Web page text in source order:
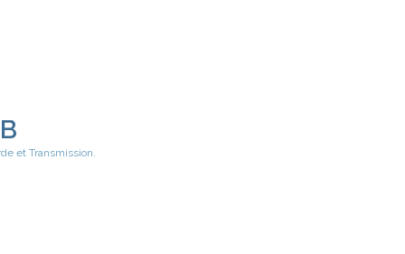
et Transmission.